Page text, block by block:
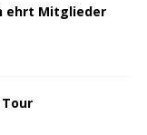
ehrt Mitglieder